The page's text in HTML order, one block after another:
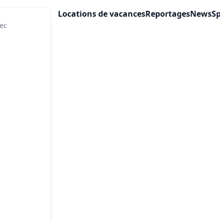
Locations de vacancesReportagesNews